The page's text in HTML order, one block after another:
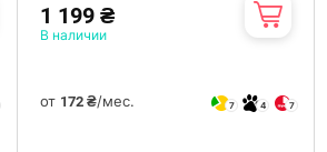
1 199 ₴
В наличии
от 172 ₴/мес. 7 4 7